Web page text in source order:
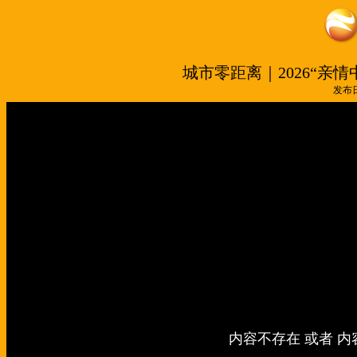
城市零距离｜2026“亲
发布